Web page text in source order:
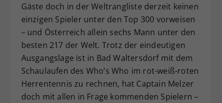
Gäste doch in der Weltrangliste derzeit keinen
einzigen Spieler unter den Top 300 vorweisen
– und Österreich allein sechs Mann unter den
besten 217 der Welt. Trotz der eindeutigen
Ausgangslage ist in Bad Waltersdorf mit dem
Schaulaufen des Who’s Who im rot-weiß-roten
Herrentennis zu rechnen, hat Captain Melzer
doch mit allen in Frage kommenden Spielern –